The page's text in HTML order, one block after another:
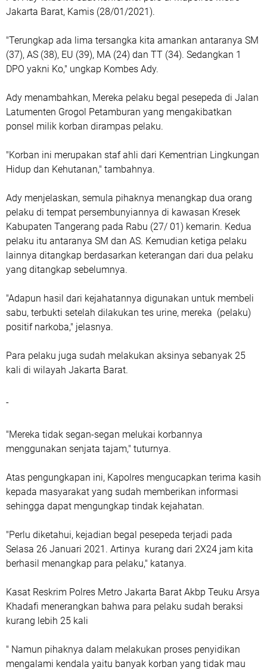
Jakarta Barat, Kamis (28/01/2021).
"Terungkap ada lima tersangka kita amankan antaranya SM
(37), AS (38), EU (39), MA (24) dan TT (34). Sedangkan 1
DPO yakni Ko," ungkap Kombes Ady.
Ady menambahkan, Mereka pelaku begal pesepeda di Jalan
Latumenten Grogol Petamburan yang mengakibatkan
ponsel milik korban dirampas pelaku.
"Korban ini merupakan staf ahli dari Kementrian Lingkungan
Hidup dan Kehutanan," tambahnya.
Ady menjelaskan, semula pihaknya menangkap dua orang
pelaku di tempat persembunyiannya di kawasan Kresek
Kabupaten Tangerang pada Rabu (27/ 01) kemarin. Kedua
pelaku itu antaranya SM dan AS. Kemudian ketiga pelaku
lainnya ditangkap berdasarkan keterangan dari dua pelaku
yang ditangkap sebelumnya.
"Adapun hasil dari kejahatannya digunakan untuk membeli
sabu, terbukti setelah dilakukan tes urine, mereka (pelaku)
positif narkoba," jelasnya.
Para pelaku juga sudah melakukan aksinya sebanyak 25
kali di wilayah Jakarta Barat.
-
"Mereka tidak segan-segan melukai korbannya
menggunakan senjata tajam," tuturnya.
Atas pengungkapan ini, Kapolres mengucapkan terima kasih
kepada masyarakat yang sudah memberikan informasi
sehingga dapat mengungkap tindak kejahatan.
"Perlu diketahui, kejadian begal pesepeda terjadi pada
Selasa 26 Januari 2021. Artinya kurang dari 2X24 jam kita
berhasil menangkap para pelaku," katanya.
Kasat Reskrim Polres Metro Jakarta Barat Akbp Teuku Arsya
Khadafi menerangkan bahwa para pelaku sudah beraksi
kurang lebih 25 kali
" Namun pihaknya dalam melakukan proses penyidikan
mengalami kendala yaitu banyak korban yang tidak mau